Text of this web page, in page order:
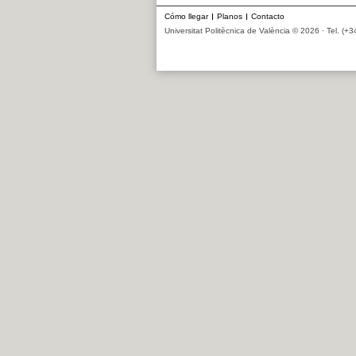
entradas
Cómo llegar Planos
Contacto
Universitat Politècnica de València © 2026 · Tel.